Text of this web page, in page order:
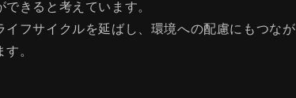
きると考えています。
イフサイクルを延ばし、環境への配慮にもつなが
。